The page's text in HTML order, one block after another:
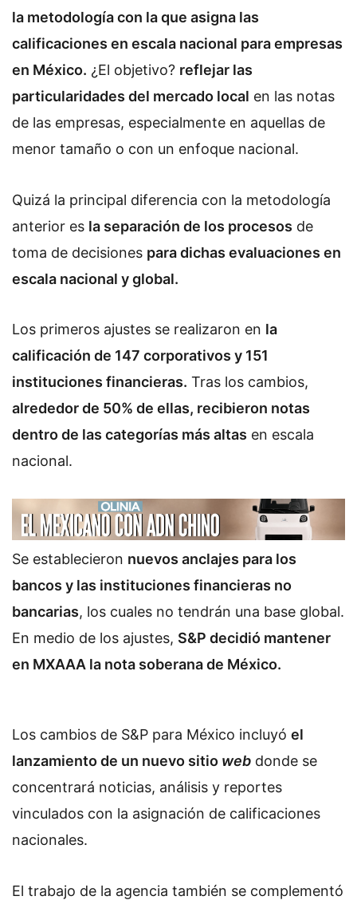
la metodología con la que asigna las
calificaciones en escala nacional para empresas
en México. ¿El objetivo? reflejar las
particularidades del mercado local en las notas
de las empresas, especialmente en aquellas de
menor tamaño o con un enfoque nacional.
Quizá la principal diferencia con la metodología
anterior es la separación de los procesos de
toma de decisiones para dichas evaluaciones en
escala nacional y global.
Los primeros ajustes se realizaron en la
calificación de 147 corporativos y 151
instituciones financieras. Tras los cambios,
alrededor de 50% de ellas, recibieron notas
dentro de las categorías más altas en escala
nacional.
Se establecieron nuevos anclajes para los
bancos y las instituciones financieras no
bancarias, los cuales no tendrán una base global.
En medio de los ajustes, S&P decidió mantener
en MXAAA la nota soberana de México.
Los cambios de S&P para México incluyó el
lanzamiento de un nuevo sitio web donde se
concentrará noticias, análisis y reportes
vinculados con la asignación de calificaciones
nacionales.
El trabajo de la agencia también se complementó